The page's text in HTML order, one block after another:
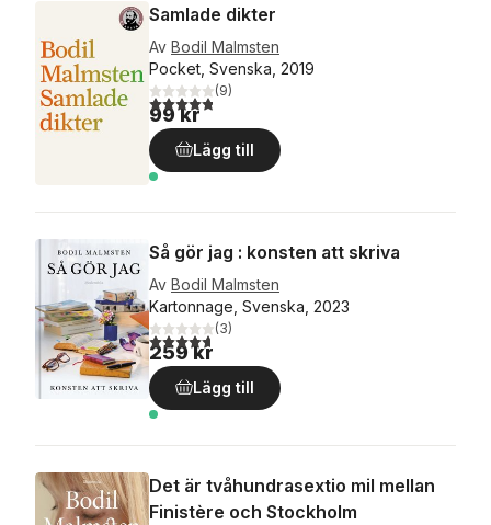
Samlade dikter
Av Bodil Malmsten
Pocket, Svenska, 2019
4,8utav 5 stjärnor. Totalt antal röster:
(9)
99 kr
Lägg till
Så gör jag : konsten att skriva
Av Bodil Malmsten
Kartonnage, Svenska, 2023
4,7utav 5 stjärnor. Totalt antal röster:
(3)
259 kr
Lägg till
Det är tvåhundrasextio mil mellan
Finistère och Stockholm